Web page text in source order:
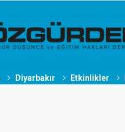
Diyarbakır Etkinlikler